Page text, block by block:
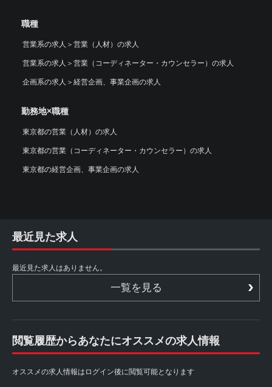
職種
営業系の求人 ＞ 営業（人材）の求人
営業系の求人 ＞ 営業（コーディネーター・カウンセラー）の求人
企画系の求人 ＞ 経営企画、事業企画の求人
勤務地×職種
東京都の営業（人材）の求人
東京都の営業（コーディネーター・カウンセラー）の求人
東京都の経営企画、事業企画の求人
最近見た求人
最近見た求人はありません。
一覧を見る
閲覧履歴からあなたにオススメの求人情報
オススメの求人情報はログイン後に閲覧可能となります